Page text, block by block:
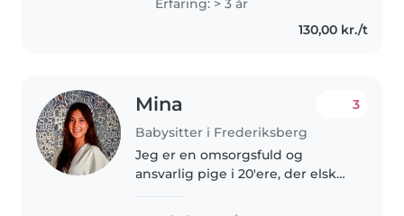
caring, and outgoing person
Erfaring: > 3 år
130,00 kr./t
Mina
Babysitter i Frederiksberg
3
Jeg er en omsorgsfuld og
ansvarlig pige i 20'ere, der elsker
sygeplejerskeuddannelse og er